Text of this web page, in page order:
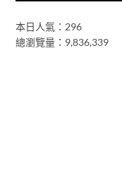
本日人氣：296
總瀏覽量：9,836,339